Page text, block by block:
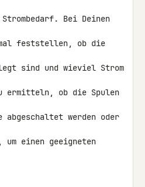
Bei Deinen
feststellen, ob die
sind und wieviel Strom
ermitteln, ob die Spulen
abgeschaltet werden oder
einen geeigneten